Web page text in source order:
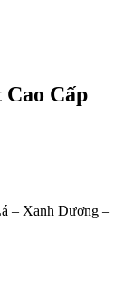
Cấp
– Xanh Dương –